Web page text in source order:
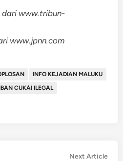
dari www.tribun-
www.jpnn.com
INFO KEJADIAN MALUKU
CUKAI ILEGAL
Next Article